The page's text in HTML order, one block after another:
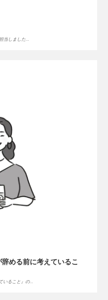
当しました…
める前に考えているこ
いること』の…